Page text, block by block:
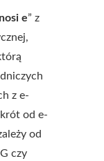
e” z
z e-
od e-
od
czy